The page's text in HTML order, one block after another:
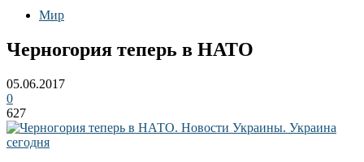
Мир
Черногория теперь в НАТО
05.06.2017
0
627